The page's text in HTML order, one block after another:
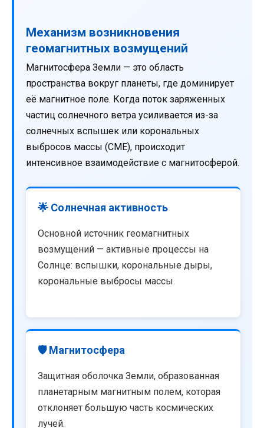
Механизм возникновения
геомагнитных возмущений
Магнитосфера Земли — это область
пространства вокруг планеты, где доминирует
её магнитное поле. Когда поток заряженных
частиц солнечного ветра усиливается из-за
солнечных вспышек или корональных
выбросов массы (CME), происходит
интенсивное взаимодействие с магнитосферой.
🌟 Солнечная активность
Основной источник геомагнитных
возмущений — активные процессы на
Солнце: вспышки, корональные дыры,
корональные выбросы массы.
🛡️ Магнитосфера
Защитная оболочка Земли, образованная
планетарным магнитным полем, которая
отклоняет большую часть космических
лучей.